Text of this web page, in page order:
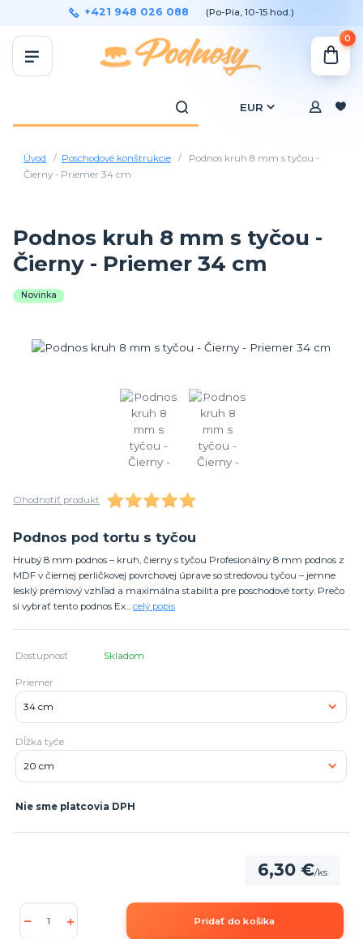
EUR
+421 948 026 088 (Po-Pia, 10-15 hod.)
0
Úvod Poschodové konštrukcie
Podnos kruh 8 mm s tyčou -
Čierny - Priemer 34 cm
Podnos kruh 8 mm s tyčou -
Čierny - Priemer 34 cm
Novinka
Ohodnotiť produkt
Podnos pod tortu s tyčou
Hrubý 8 mm podnos – kruh, čierny s tyčou Profesionálny 8 mm podnos z
MDF v čiernej perličkovej povrchovej úprave so stredovou tyčou – jemne
lesklý prémiový vzhľad a maximálna stabilita pre poschodové torty. Prečo
si vybrať tento podnos Ex... celý popis
Dostupnosť Skladom
Priemer
Dĺžka tyče
Nie sme platcovia DPH
6,30 €/ks
Pridať do košíka